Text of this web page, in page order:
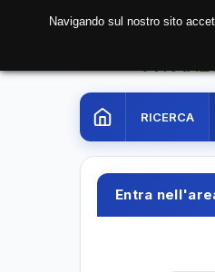
RICERCA
Entra
Navigando sul nostro sito